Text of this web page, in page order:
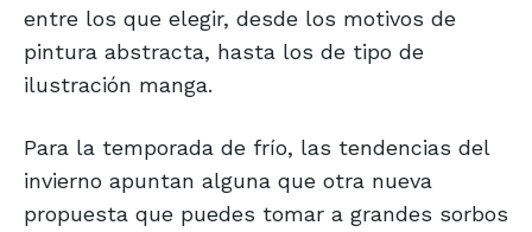
entre los que elegir, desde los motivos de
pintura abstracta, hasta los de tipo de
ilustración manga.
Para la temporada de frío, las tendencias del
invierno apuntan alguna que otra nueva
propuesta que puedes tomar a grandes sorbos